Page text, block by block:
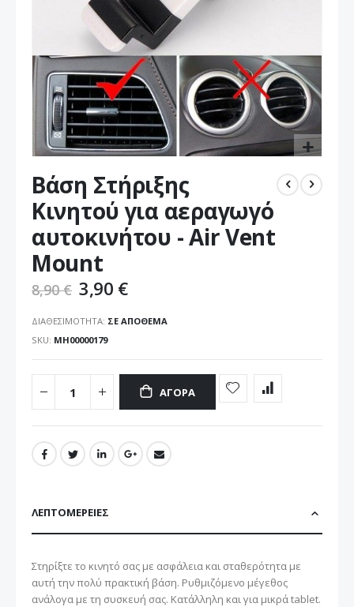
στην
αρχή
της
συλλογής
εικόνων
Βάση Στήριξης
Κινητού για αεραγωγό
αυτοκινήτου - Air Vent
Mount
8,90 € 3,90 €
ΔΙΑΘΕΣΙΜΌΤΗΤΑ: ΣΕ ΑΠΌΘΕΜΑ
SKU ΜΗ00000179
ΑΓΟΡΆ
ΛΕΠΤΟΜΈΡΕΙΕΣ
Στηρίξτε το κινητό σας με ασφάλεια και σταθερότητα με
αυτή την πολύ πρακτική βάση. Ρυθμιζόμενο μέγεθος
ανάλογα με τη συσκευή σας. Κατάλληλη και για μικρά tablet.